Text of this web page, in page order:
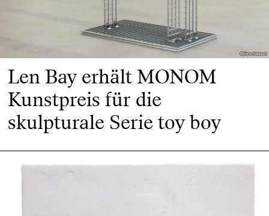
Björn Siebert
Björn Siebert
Len Bay erhält MONOM
Kunstpreis für die
skulpturale Serie toy boy